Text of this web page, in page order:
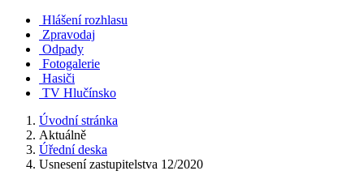
Hlášení rozhlasu
Zpravodaj
Odpady
Fotogalerie
Hasiči
TV Hlučínsko
Úvodní stránka
Aktuálně
Úřední deska
Usnesení zastupitelstva 12/2020